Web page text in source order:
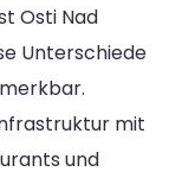
Osti Nad
Unterschiede
mit
und